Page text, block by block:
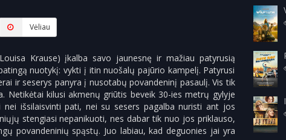
Vėliau
Krause) įkalba savo jaunesnę ir mažiau patyrusią
nuotykį: vykti į itin nuošalų pajūrio kampelį. Patyrusi
ir seserys panyra į nusotabų povandeninį pasaulį. Vis tik
Netikėtai kilusi akmenų griūtis beveik 30-ies metrų gylyje
išsilaisvinti pati, nei su sesers pagalba nuristi ant jos
stengiasi nepanikuoti, nes dabar tik nuo jos priklauso,
povandeninių spąstų. Juo labiau, kad deguonies jai yra